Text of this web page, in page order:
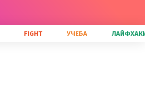
FIGHT УЧЕБА